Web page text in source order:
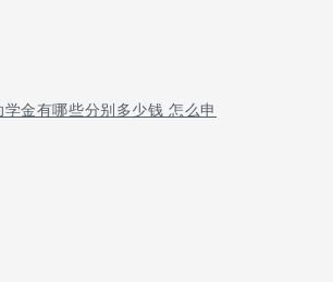
金有哪些分别多少钱 怎么申